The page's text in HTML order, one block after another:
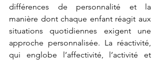
différences de personnalité et la
manière dont chaque enfant réagit aux
situations quotidiennes exigent une
approche personnalisée. La réactivité,
qui englobe l’affectivité, l’activité et